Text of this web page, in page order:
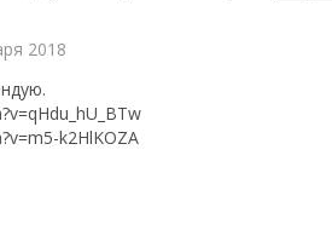
2018
k2HlKOZA